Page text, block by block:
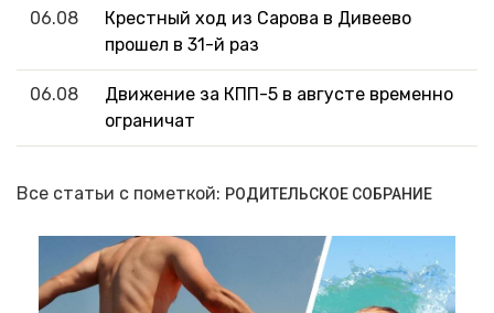
06.08
Крестный ход из Сарова в Дивеево
прошел в 31-й раз
06.08
Движение за КПП-5 в августе временно
ограничат
Все статьи с пометкой: РОДИТЕЛЬСКОЕ СОБРАНИЕ